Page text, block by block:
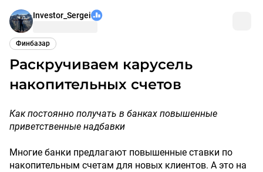
Investor_Sergei
Финбазар
Раскручиваем карусель
накопительных счетов
Как постоянно получать в банках повышенные
приветственные надбавки
Многие банки предлагают повышенные ставки по
накопительным счетам для новых клиентов. А это на